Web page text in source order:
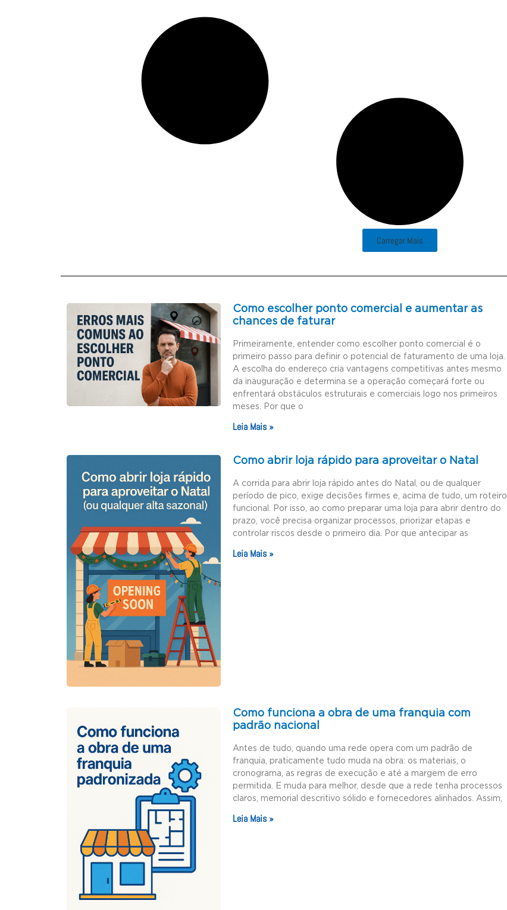
Carregar Mais
Como escolher ponto comercial e aumentar as
chances de faturar
Primeiramente, entender como escolher ponto comercial é o
primeiro passo para definir o potencial de faturamento de uma loja.
A escolha do endereço cria vantagens competitivas antes mesmo
da inauguração e determina se a operação começará forte ou
enfrentará obstáculos estruturais e comerciais logo nos primeiros
meses. Por que o
Leia Mais »
Como abrir loja rápido para aproveitar o Natal
A corrida para abrir loja rápido antes do Natal, ou de qualquer
período de pico, exige decisões firmes e, acima de tudo, um roteiro
funcional. Por isso, ao como preparar uma loja para abrir dentro do
prazo, você precisa organizar processos, priorizar etapas e
controlar riscos desde o primeiro dia. Por que antecipar as
Leia Mais »
Como funciona a obra de uma franquia com
padrão nacional
Antes de tudo, quando uma rede opera com um padrão de
franquia, praticamente tudo muda na obra: os materiais, o
cronograma, as regras de execução e até a margem de erro
permitida. E muda para melhor, desde que a rede tenha processos
claros, memorial descritivo sólido e fornecedores alinhados. Assim,
Leia Mais »